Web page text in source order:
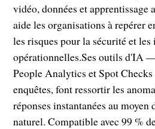
vidéo, données et
aide les organisations à repérer
les risques pour la sécurité et
opérationnelles.Ses outils d'IA
People Analytics et Spot
enquêtes, font ressortir les
réponses instantanées au moyen
naturel. Compatible avec 99 %